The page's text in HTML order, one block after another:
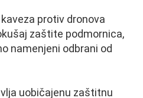
protiv dronova
zaštite podmornica,
namenjeni odbrani od
uobičajenu zaštitnu